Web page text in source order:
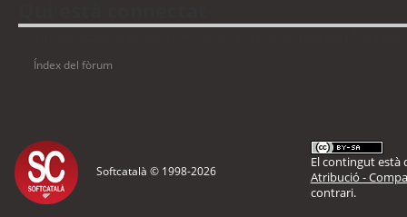
Índex del fòrum
Softcatalà © 1998-2026
El contingut està
Atribució -
contrari.